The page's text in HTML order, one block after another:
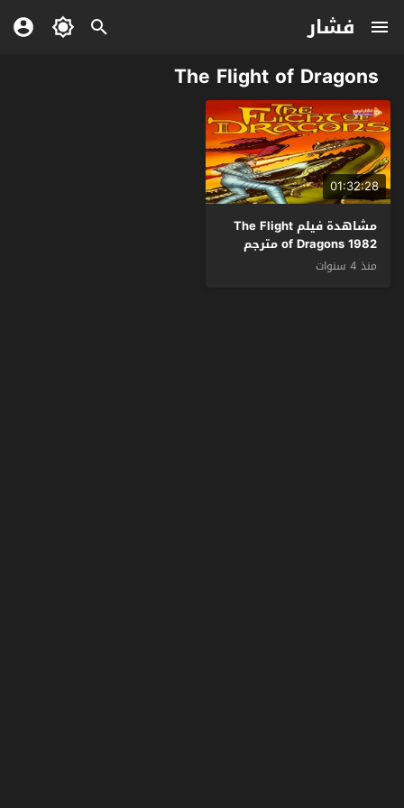
فشار
The Flight of Dragons
01:32:28
مشاهدة فيلم The Flight
of Dragons 1982 مترجم
منذ 4 سنوات